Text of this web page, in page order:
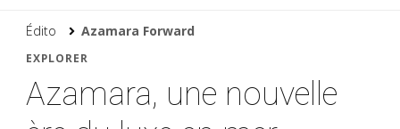
Édito Azamara Forward
EXPLORER
Azamara, une nouvelle